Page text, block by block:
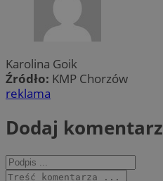
Karolina Goik
Źródło: KMP Chorzów
reklama
Dodaj komentarz